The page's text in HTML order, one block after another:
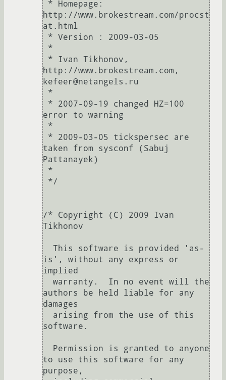
http://www.brokestream.com/procst
at.html
http://www.brokestream.com,
kefeer@netangels.ru
error to warning
taken from sysconf (Sabuj
Pattanayek)
/* Copyright (C) 2009 Ivan
Tikhonov
is', without any express or
implied
authors be held liable for any
damages
software.
to use this software for any
purpose,